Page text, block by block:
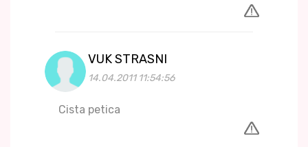
VUK STRASNI
14.04.2011 11:54:56
Cista petica